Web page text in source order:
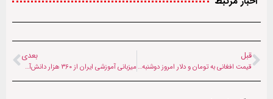
قبل
قیمت افغانی به تومان و دلار امروز ‌دوشنبه (۱۱ خرداد ۱۴۰۵)
بعدی
میزبانی آموزشی ایران از ۳۶۰ هزار دانش‌آموز مهاجر